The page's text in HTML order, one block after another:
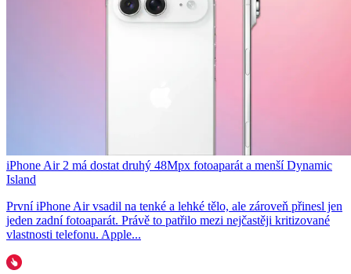
iPhone Air 2 má dostat druhý 48Mpx fotoaparát a menší Dynamic
Island
První iPhone Air vsadil na tenké a lehké tělo, ale zároveň přinesl jen
jeden zadní fotoaparát. Právě to patřilo mezi nejčastěji kritizované
vlastnosti telefonu. Apple...